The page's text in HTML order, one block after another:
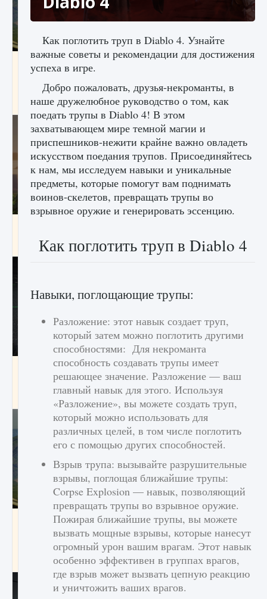
Как исправить ошибку Palworld «Идет
сохранение мира — Невозможно начать
сохранение данных мира»
9 августа 2024 2 511 0 0
9 августа 2024 2 599 0 1
лицензии, лиги, команды и стадионы в EA
9 августа 2024 2 395 0 2
Как исправить ошибку Palworld EPalworld
«Идет сохранение мира — Невозможно
начать сохранение данных мира»
9 августа 2024 2 711 0 0
Как поглотить труп в Diablo 4. Узнайте
важные советы и рекомендации для достижения
успеха в игре.
Добро пожаловать, друзья-некроманты, в
наше дружелюбное руководство о том, как
поедать трупы в Diablo 4! В этом
захватывающем мире темной магии и
приспешников-нежити крайне важно овладеть
искусством поедания трупов. Присоединяйтесь
к нам, мы исследуем навыки и уникальные
предметы, которые помогут вам поднимать
воинов-скелетов, превращать трупы во
взрывное оружие и генерировать эссенцию.
Как поглотить труп в Diablo 4
Навыки, поглощающие трупы:
Разложение: этот навык создает труп,
который затем можно поглотить другими
способностями: Для некроманта
способность создавать трупы имеет
решающее значение. Разложение — ваш
главный навык для этого. Используя
«Разложение», вы можете создать труп,
который можно использовать для
различных целей, в том числе поглотить
его с помощью других способностей.
Взрыв трупа: вызывайте разрушительные
взрывы, поглощая ближайшие трупы:
Corpse Explosion — навык, позволяющий
превращать трупы во взрывное оружие.
Пожирая ближайшие трупы, вы можете
вызвать мощные взрывы, которые нанесут
огромный урон вашим врагам. Этот навык
особенно эффективен в группах врагов,
где взрыв может вызвать цепную реакцию
и уничтожить ваших врагов.